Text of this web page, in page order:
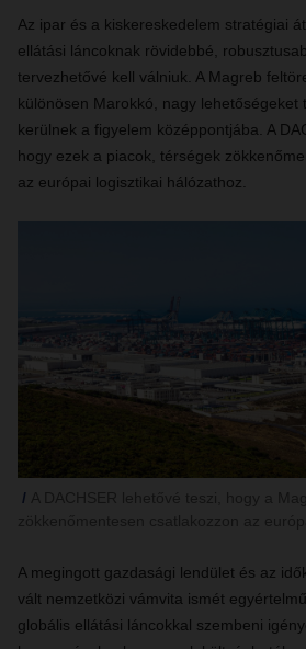
Az ipar és a kiskereskedelem stratégiai
ellátási láncoknak rövidebbé,
tervezhetővé kell válniuk. A Magreb
különösen Marokkó, nagy lehetőségeket
kerülnek a figyelem középpontjába. A
hogy ezek a piacok, térségek
az európai logisztikai hálózathoz.
A megingott gazdasági lendület és az
vált nemzetközi vámvita ismét
globális ellátási láncokkal szembeni